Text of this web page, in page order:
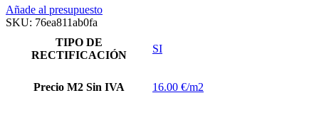
Añade al presupuesto
SKU: 76ea811ab0fa
TIPO DE
RECTIFICACIÓN
SI
Precio M2 Sin IVA 16.00 €/m2